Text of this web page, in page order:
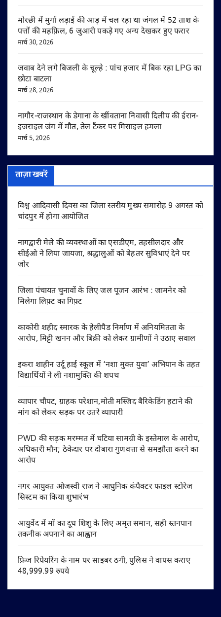
मोरछी में मुर्गा लड़ाई की आड़ में चल रहा था जंगल में 52 ताश के
पत्तों की महफ़िल, 6 जुआरी पकड़े गए अन्य देखकर हुए फरार
मार्च 30, 2026
जवाब देने लगे बिजली के चूल्हे : पांच हजार में बिक रहा LPG का
छोटा बाटला
मार्च 28, 2026
नागौर-राजस्थान के डेगाना के खींवताना निवासी दिलीप की ईरान-
इजराइल जंग में मौत, तेल टैंकर पर मिसाइल हमला
मार्च 5, 2026
ताज़ा खबरें
विश्व आदिवासी दिवस का जिला स्तरीय मुख्य समारोह 9 अगस्त को
चांदपुर में होगा आयोजित
नागद्वारी मेले की व्यवस्थाओं का एसडीएम, तहसीलदार और
सीईओ ने लिया जायजा, श्रद्धालुओं को बेहतर सुविधाएं देने पर
जोर
जिला पंचायत चुनावों के लिए जल पूजन आरंभ : जामनेर को
मिलेगा लिफ़्ट का गिफ़्ट
काकोरी शहीद स्मारक के हेलीपैड निर्माण में अनियमितता के
आरोप, मिट्टी खनन और बिक्री को लेकर ग्रामीणों ने उठाए सवाल
इकरा शाहीन उर्दू हाई स्कूल में ‘नशा मुक्त युवा’ अभियान के तहत
विद्यार्थियों ने ली नशामुक्ति की शपथ
व्यापार चौपट, ग्राहक परेशान,मोती मस्जिद बैरिकेडिंग हटाने की
मांग को लेकर सड़क पर उतरे व्यापारी
PWD की सड़क मरम्मत में घटिया सामग्री के इस्तेमाल के आरोप,
अधिकारी मौन; ठेकेदार पर दोबारा गुणवत्ता से समझौता करने का
आरोप
नगर आयुक्त ओजस्वी राज ने आधुनिक कंपैक्टर फाइल स्टोरेज
सिस्टम का किया शुभारंभ
आयुर्वेद में माँ का दूध शिशु के लिए अमृत समान, सही स्तनपान
तकनीक अपनाने का आह्वान
फ्रिज रिपेयरिंग के नाम पर साइबर ठगी, पुलिस ने वापस कराए
48,999.99 रुपये